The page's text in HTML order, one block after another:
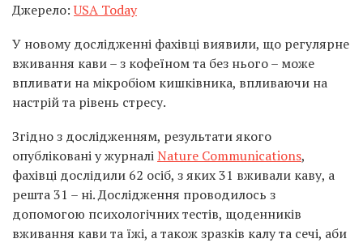
Джерело:USA Today
У новому дослідженні фахівці виявили, що регулярне
вживання кави – з кофеїном та без нього – може
впливати на мікробіом кишківника, впливаючи на
настрій та рівень стресу.
Згідно з дослідженням, результати якого
опубліковані у журналіNature Communications,
фахівці дослідили 62 осіб, з яких 31 вживали каву, а
решта 31 – ні. Дослідження проводилось з
допомогою психологічних тестів, щоденників
вживання кави та їжі, а також зразків калу та сечі, аби